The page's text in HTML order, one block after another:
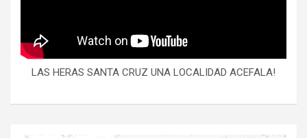
LAS HERAS SANTA CRUZ UNA LOCALIDAD ACEFALA!